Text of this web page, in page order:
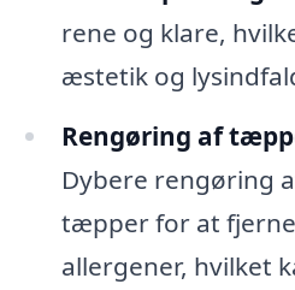
rene og klare,
æstetik og
Rengøring af
Dybere rengøring
tæpper for at
allergener, hvilket